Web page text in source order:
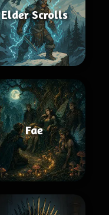
Elder Scrolls
Fae